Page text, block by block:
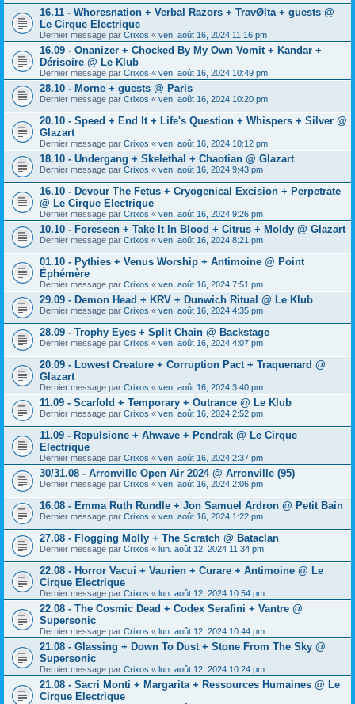
16.11 - Whoresnation + Verbal Razors + TravØlta + guests @
Le Cirque Electrique
Dernier message par Crixos « ven. août 16, 2024 11:16 pm
16.09 - Onanizer + Chocked By My Own Vomit + Kandar +
Dérisoire @ Le Klub
Dernier message par Crixos « ven. août 16, 2024 10:49 pm
28.10 - Morne + guests @ Paris
Dernier message par Crixos « ven. août 16, 2024 10:20 pm
20.10 - Speed + End It + Life's Question + Whispers + Silver @
Glazart
Dernier message par Crixos « ven. août 16, 2024 10:12 pm
18.10 - Undergang + Skelethal + Chaotian @ Glazart
Dernier message par Crixos « ven. août 16, 2024 9:43 pm
16.10 - Devour The Fetus + Cryogenical Excision + Perpetrate
@ Le Cirque Electrique
Dernier message par Crixos « ven. août 16, 2024 9:26 pm
10.10 - Foreseen + Take It In Blood + Citrus + Moldy @ Glazart
Dernier message par Crixos « ven. août 16, 2024 8:21 pm
01.10 - Pythies + Venus Worship + Antimoine @ Point
Éphémère
Dernier message par Crixos « ven. août 16, 2024 7:51 pm
29.09 - Demon Head + KRV + Dunwich Ritual @ Le Klub
Dernier message par Crixos « ven. août 16, 2024 4:35 pm
28.09 - Trophy Eyes + Split Chain @ Backstage
Dernier message par Crixos « ven. août 16, 2024 4:07 pm
20.09 - Lowest Creature + Corruption Pact + Traquenard @
Glazart
Dernier message par Crixos « ven. août 16, 2024 3:40 pm
11.09 - Scarfold + Temporary + Outrance @ Le Klub
Dernier message par Crixos « ven. août 16, 2024 2:52 pm
11.09 - Repulsione + Ahwave + Pendrak @ Le Cirque
Electrique
Dernier message par Crixos « ven. août 16, 2024 2:37 pm
30/31.08 - Arronville Open Air 2024 @ Arronville (95)
Dernier message par Crixos « ven. août 16, 2024 2:06 pm
16.08 - Emma Ruth Rundle + Jon Samuel Ardron @ Petit Bain
Dernier message par Crixos « ven. août 16, 2024 1:22 pm
27.08 - Flogging Molly + The Scratch @ Bataclan
Dernier message par Crixos « lun. août 12, 2024 11:34 pm
22.08 - Horror Vacui + Vaurien + Curare + Antimoine @ Le
Cirque Electrique
Dernier message par Crixos « lun. août 12, 2024 10:54 pm
22.08 - The Cosmic Dead + Codex Serafini + Vantre @
Supersonic
Dernier message par Crixos « lun. août 12, 2024 10:44 pm
21.08 - Glassing + Down To Dust + Stone From The Sky @
Supersonic
Dernier message par Crixos « lun. août 12, 2024 10:24 pm
21.08 - Sacri Monti + Margarita + Ressources Humaines @ Le
Cirque Electrique